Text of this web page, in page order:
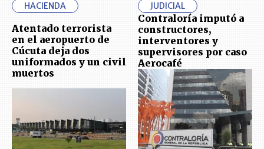
HACIENDA
Atentado terrorista
en el aeropuerto de
Cúcuta deja dos
uniformados y un civil
muertos
JUDICIAL
Contraloría imputó a
constructores,
interventores y
supervisores por caso
Aerocafé